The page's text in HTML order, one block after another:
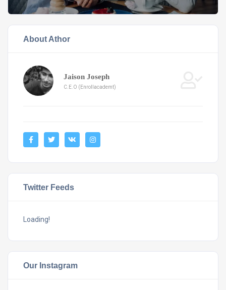
About Athor
Jaison Joseph
C.E.O (Enrollacademt)
Twitter Feeds
Loading!
Our Instagram